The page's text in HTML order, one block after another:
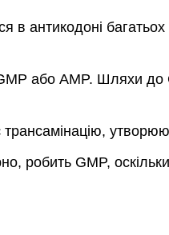
в антикодоні
або AMP. Шляхи
трансамінацію,
робить GMP,